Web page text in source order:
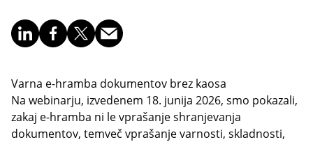
Varna e-hramba dokumentov brez kaosa
Na webinarju, izvedenem 18. junija 2026, smo pokazali,
zakaj e-hramba ni le vprašanje shranjevanja
dokumentov, temveč vprašanje varnosti, skladnosti,